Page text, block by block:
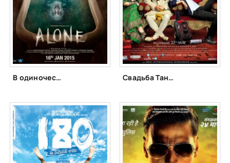
В одиночестве / Одна / Неразлучные (2015) Свадьба Тану и Ману. Возвращение (2015)